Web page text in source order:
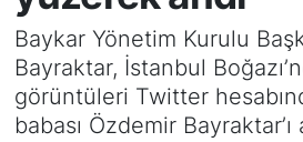
Baykar Yönetim Kurulu
Bayraktar, İstanbul
görüntüleri Twitter
babası Özdemir Bayraktar’ı
KÖŞE YAZILARI
KÖŞE YAZILARI (Arşiv)